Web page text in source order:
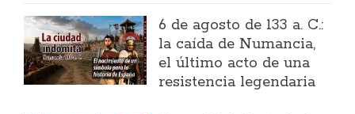
6 de agosto de 133 a. C.:
la caída de Numancia,
el último acto de una
resistencia legendaria